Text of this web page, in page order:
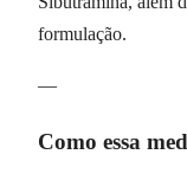
formulação.
—
Como essa